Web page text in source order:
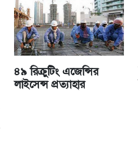
৪৯ রিক্রুটিং এজেন্সির
লাইসেন্স প্রত্যাহার